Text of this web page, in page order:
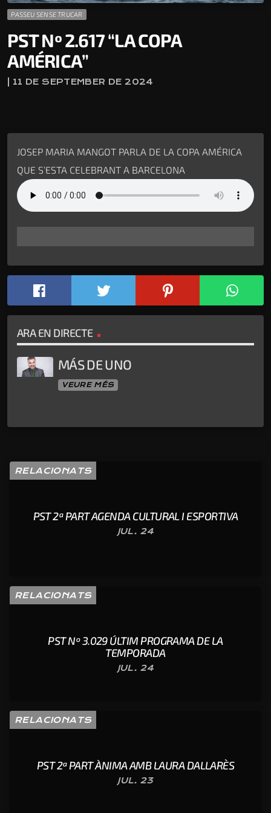
PASSEU SENSE TRUCAR
PST Nº 2.617 “LA COPA
AMÉRICA”
| 11 DE SEPTEMBER DE 2024
JOSEP MARIA MANGOT PARLA DE LA COPA AMÉRICA
QUE S’ESTA CELEBRANT A BARCELONA
ARA EN DIRECTE
MÁS DE UNO
VEURE MÉS
RELACIONATS
PST 2ª PART AGENDA CULTURAL I ESPORTIVA
JUL. 24
RELACIONATS
PST Nº 3.029 ÚLTIM PROGRAMA DE LA
TEMPORADA
JUL. 24
RELACIONATS
PST 2ª PART ÀNIMA AMB LAURA DALLARÈS
JUL. 23